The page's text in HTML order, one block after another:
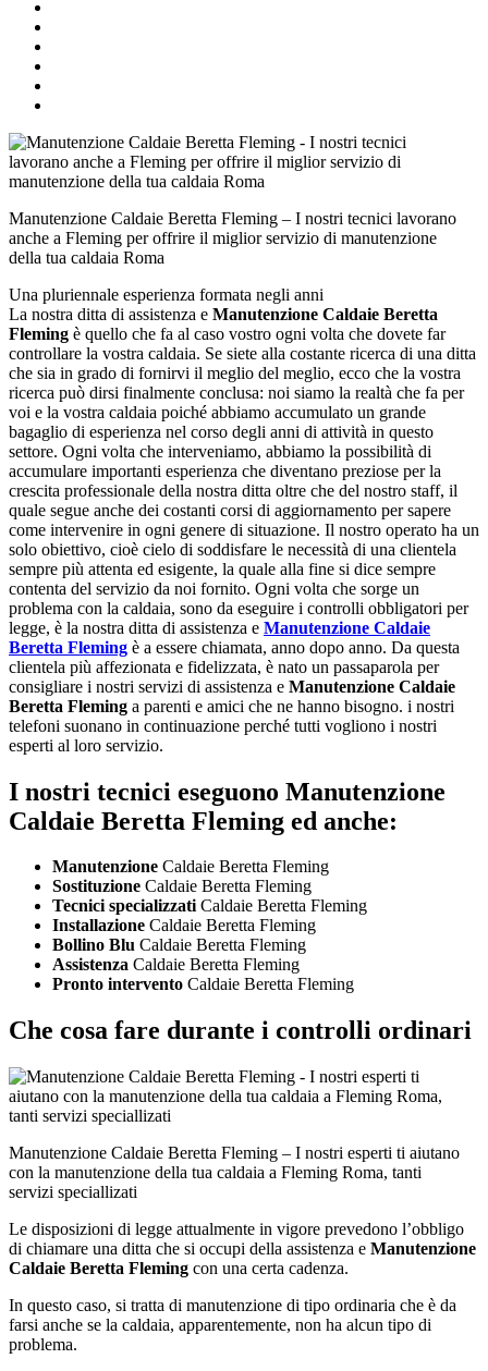
Manutenzione Caldaie Beretta Fleming – I nostri tecnici lavorano
anche a Fleming per offrire il miglior servizio di manutenzione
della tua caldaia Roma
Una pluriennale esperienza formata negli anni
La nostra ditta di assistenza e Manutenzione Caldaie Beretta
Fleming è quello che fa al caso vostro ogni volta che dovete far
controllare la vostra caldaia. Se siete alla costante ricerca di una ditta
che sia in grado di fornirvi il meglio del meglio, ecco che la vostra
ricerca può dirsi finalmente conclusa: noi siamo la realtà che fa per
voi e la vostra caldaia poiché abbiamo accumulato un grande
bagaglio di esperienza nel corso degli anni di attività in questo
settore. Ogni volta che interveniamo, abbiamo la possibilità di
accumulare importanti esperienza che diventano preziose per la
crescita professionale della nostra ditta oltre che del nostro staff, il
quale segue anche dei costanti corsi di aggiornamento per sapere
come intervenire in ogni genere di situazione. Il nostro operato ha un
solo obiettivo, cioè cielo di soddisfare le necessità di una clientela
sempre più attenta ed esigente, la quale alla fine si dice sempre
contenta del servizio da noi fornito. Ogni volta che sorge un
problema con la caldaia, sono da eseguire i controlli obbligatori per
legge, è la nostra ditta di assistenza e Manutenzione Caldaie
Beretta Fleming è a essere chiamata, anno dopo anno. Da questa
clientela più affezionata e fidelizzata, è nato un passaparola per
consigliare i nostri servizi di assistenza e Manutenzione Caldaie
Beretta Fleming a parenti e amici che ne hanno bisogno. i nostri
telefoni suonano in continuazione perché tutti vogliono i nostri
esperti al loro servizio.
I nostri tecnici eseguono Manutenzione
Caldaie Beretta Fleming ed anche:
Manutenzione Caldaie Beretta Fleming
Sostituzione Caldaie Beretta Fleming
Tecnici specializzatiCaldaie Beretta Fleming
Installazione Caldaie Beretta Fleming
Bollino Blu Caldaie Beretta Fleming
Assistenza Caldaie Beretta Fleming
Pronto intervento Caldaie Beretta Fleming
Che cosa fare durante i controlli ordinari
Manutenzione Caldaie Beretta Fleming – I nostri esperti ti aiutano
con la manutenzione della tua caldaia a Fleming Roma, tanti
servizi speciallizati
Le disposizioni di legge attualmente in vigore prevedono l’obbligo
di chiamare una ditta che si occupi della assistenza e Manutenzione
Caldaie Beretta Fleming con una certa cadenza.
In questo caso, si tratta di manutenzione di tipo ordinaria che è da
farsi anche se la caldaia, apparentemente, non ha alcun tipo di
problema.